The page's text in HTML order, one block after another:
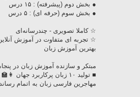
● بخش دوم (پیشرفته) : ۱۵ درس
● بخش سوم (حرفه ای) : ۵ درس
☆ کاملا تصویری - چندرسانه‌ای
☆ تجربه ای متفاوت در آموزش
بهترین آموزش زبان
مبتکر و سازنده آموزش زبان در
مهاجرین فارسی زبان به اتمام